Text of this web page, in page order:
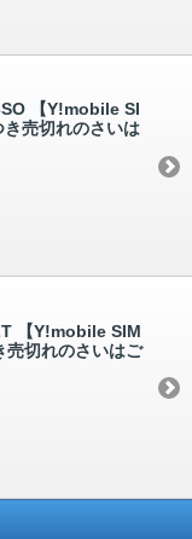
【Y!mobile SI
売切れのさいは
【Y!mobile SIM
売切れのさいはご